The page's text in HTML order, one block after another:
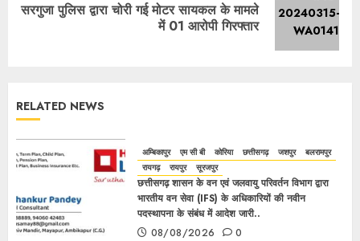
सरगुजा पुलिस द्वारा चोरी गई मोटर सायकल के मामले
में 01 आरोपी गिरफ्तार
RELATED NEWS
अम्बिकापुर एम सी बी कोरिया छत्तीसगढ़ जशपुर
बलरामपुर
रायगढ़
रायपुर सूरजपुर
छत्तीसगढ़ शासन के वन एवं जलवायु परिवर्तन विभाग द्वारा
भारतीय वन सेवा (IFS) के अधिकारियों की नवीन
पदस्थापना के संबंध में आदेश जारी..
08/08/2026
0